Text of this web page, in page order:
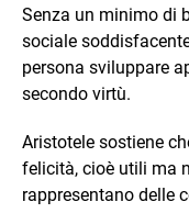
Senza un minimo di
sociale
persona sviluppare
secondo virtù.
Aristotele sostiene
felicità, cioè utili ma
rappresentano delle